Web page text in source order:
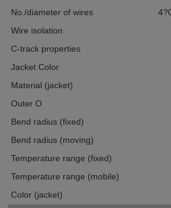
No./diameter of wires
Wire isolation
C-track properties
Jacket Color
Material (jacket)
Outer O
Bend radius (fixed)
Bend radius (moving)
Temperature range (fixed)
Temperature range (mobile)
Color (jacket)